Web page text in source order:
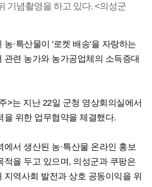
기념촬영을 하고 있다. <의성군
농·특산물이 '로켓 배송'을 자랑하는
관련 농가와 농가공업체의 소득증대
>는 지난 22일 군청 영상회의실에서
을 위한 업무협약을 체결했다.
에서 생산된 농·특산물 온라인 홍보
적을 두고 있으며, 의성군과 쿠팡은
지역사회 발전과 상호 공동이익을 위